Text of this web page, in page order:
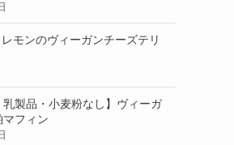
モンのヴィーガンチーズテリ
乳製品・小麦粉なし】ヴィーガ
マフィン